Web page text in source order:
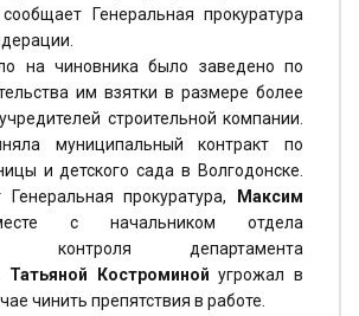
Генеральная прокуратура
на чиновника было заведено по
им взятки в размере более
строительной компании.
муниципальный контракт по
и детского сада в Волгодонске.
прокуратура,
Максим
с начальником отдела
контроля департамента
Татьяной Костроминой угрожал в
чинить препятствия в работе.